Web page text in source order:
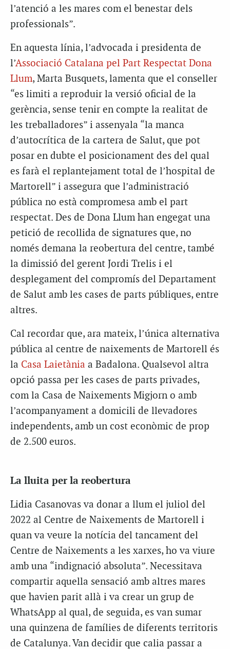
l’atenció a les mares com el benestar dels
professionals”.
En aquesta línia, l’advocada i presidenta de
l’Associació Catalana pel Part Respectat Dona
Llum, Marta Busquets, lamenta que el conseller
“es limiti a reproduir la versió oficial de la
gerència, sense tenir en compte la realitat de
les treballadores” i assenyala “la manca
d’autocrítica de la cartera de Salut, que pot
posar en dubte el posicionament des del qual
es farà el replantejament total de l’hospital de
Martorell” i assegura que l’administració
pública no està compromesa amb el part
respectat. Des de Dona Llum han engegat una
petició de recollida de signatures que, no
només demana la reobertura del centre, també
la dimissió del gerent Jordi Trelis i el
desplegament del compromís del Departament
de Salut amb les cases de parts públiques, entre
altres.
Cal recordar que, ara mateix, l’única alternativa
pública al centre de naixements de Martorell és
la Casa Laietània a Badalona. Qualsevol altra
opció passa per les cases de parts privades,
com la Casa de Naixements Migjorn o amb
l’acompanyament a domicili de llevadores
independents, amb un cost econòmic de prop
de 2.500 euros.
La lluita per la reobertura
Lidia Casanovas va donar a llum el juliol del
2022 al Centre de Naixements de Martorell i
quan va veure la notícia del tancament del
Centre de Naixements a les xarxes, ho va viure
amb una “indignació absoluta”. Necessitava
compartir aquella sensació amb altres mares
que havien parit allà i va crear un grup de
WhatsApp al qual, de seguida, es van sumar
una quinzena de famílies de diferents territoris
de Catalunya. Van decidir que calia passar a